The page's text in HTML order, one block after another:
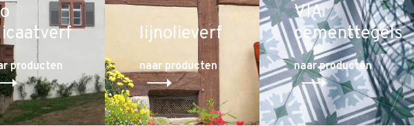
producten
lijnolieverf
naar producten
VIA
cementtegels
naar producten